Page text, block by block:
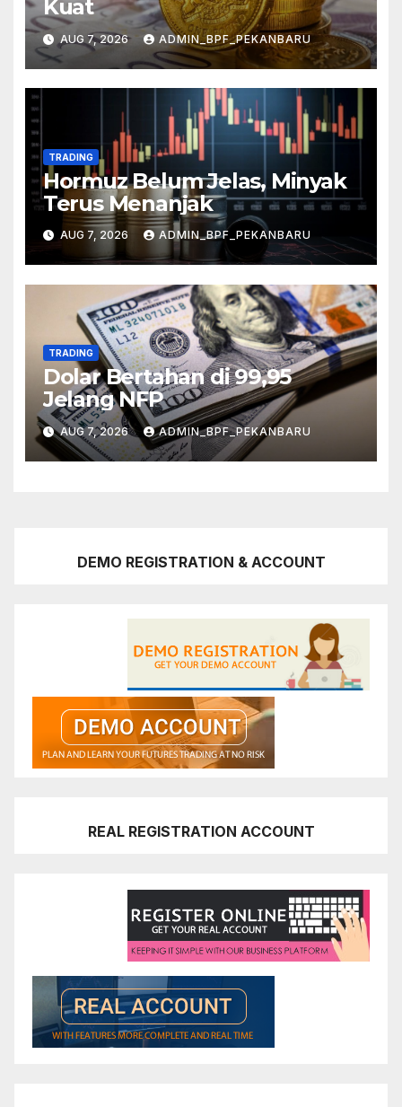
Kuat
AUG 7, 2026 ADMIN_BPF_PEKANBARU
TRADING
Hormuz Belum Jelas, Minyak
Terus Menanjak
AUG 7, 2026 ADMIN_BPF_PEKANBARU
TRADING
Dolar Bertahan di 99,95
Jelang NFP
AUG 7, 2026 ADMIN_BPF_PEKANBARU
DEMO REGISTRATION & ACCOUNT
REAL REGISTRATION ACCOUNT